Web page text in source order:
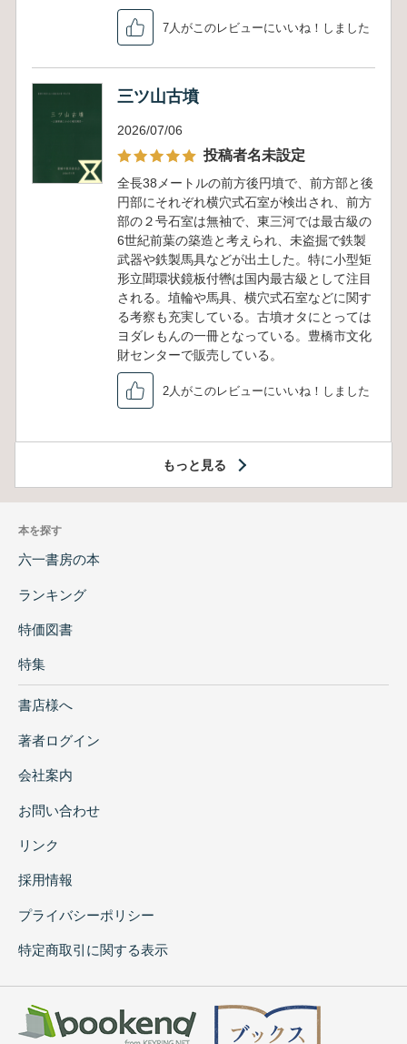
7人がこのレビューにいいね！しました
三ツ山古墳
2026/07/06
投稿者名未設定
全長38メートルの前方後円墳で、前方部と後
円部にそれぞれ横穴式石室が検出され、前方
部の２号石室は無袖で、東三河では最古級の
6世紀前葉の築造と考えられ、未盗掘で鉄製
武器や鉄製馬具などが出土した。特に小型矩
形立聞環状鏡板付轡は国内最古級として注目
される。埴輪や馬具、横穴式石室などに関す
る考察も充実している。古墳オタにとっては
ヨダレもんの一冊となっている。豊橋市文化
財センターで販売している。
2人がこのレビューにいいね！しました
もっと見る
本を探す
六一書房の本
ランキング
特価図書
特集
書店様へ
著者ログイン
会社案内
お問い合わせ
リンク
採用情報
プライバシーポリシー
特定商取引に関する表示